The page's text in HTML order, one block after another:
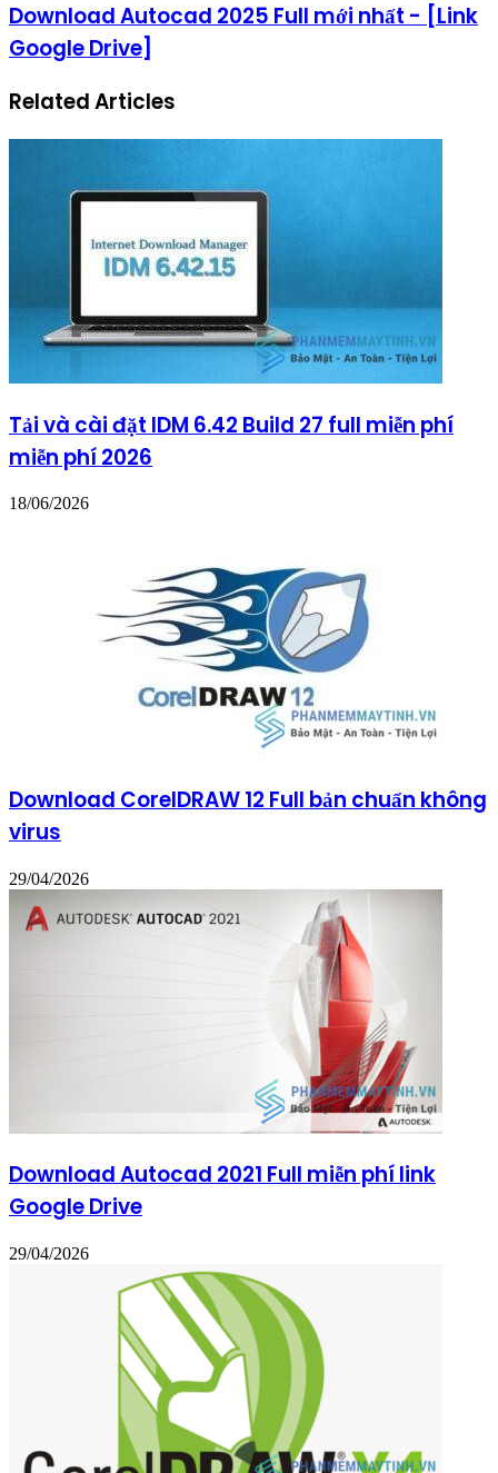
Download Autocad 2025 Full mới nhất - [Link
Google Drive]
Related Articles
Tải và cài đặt IDM 6.42 Build 27 full miễn phí
miễn phí 2026
18/06/2026
Download CorelDRAW 12 Full bản chuẩn không
virus
29/04/2026
Download Autocad 2021 Full miễn phí link
Google Drive
29/04/2026